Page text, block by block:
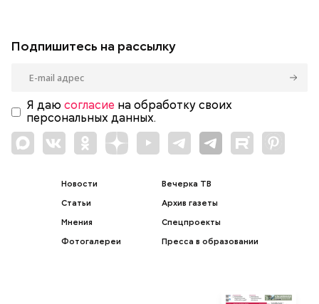
Подпишитесь на рассылку
Я даю согласие на обработку своих
персональных данных.
Новости
Статьи
Мнения
Фотогалереи
Вечерка ТВ
Архив газеты
Спецпроекты
Пресса в образовании